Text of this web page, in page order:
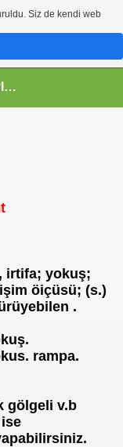
Css-Thema Bilgi Paylaşım Platformu..
irtifa; yokuş;
öiçüsü; (s.)
.
rampa.
gölgeli v.b
Siz de kendi web